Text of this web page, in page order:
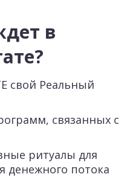
в
свой Реальный
связанных с
ритуалы для
денежного потока